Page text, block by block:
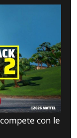
con le